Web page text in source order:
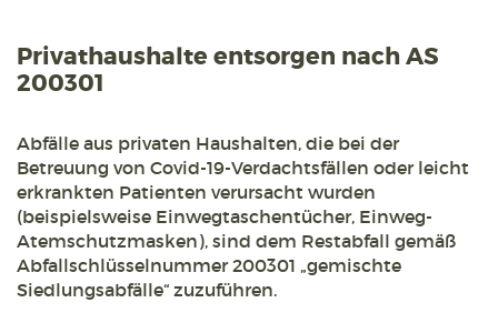
Privathaushalte entsorgen nach AS
200301
Abfälle aus privaten Haushalten, die bei der
Betreuung von Covid-19-Verdachtsfällen oder leicht
erkrankten Patienten verursacht wurden
(beispielsweise Einwegtaschentücher, Einweg-
Atemschutzmasken), sind dem Restabfall gemäß
Abfallschlüsselnummer 200301 „gemischte
Siedlungsabfälle“ zuzuführen.